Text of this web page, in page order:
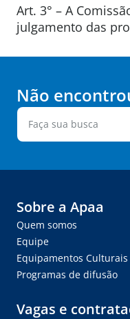
Art. 3° – A
julgamento das
Não
Sobre a Apaa
Quem somos
Equipe
Equipamentos Culturais
Programas de difusão
Vagas e